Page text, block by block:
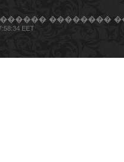
��������
EET